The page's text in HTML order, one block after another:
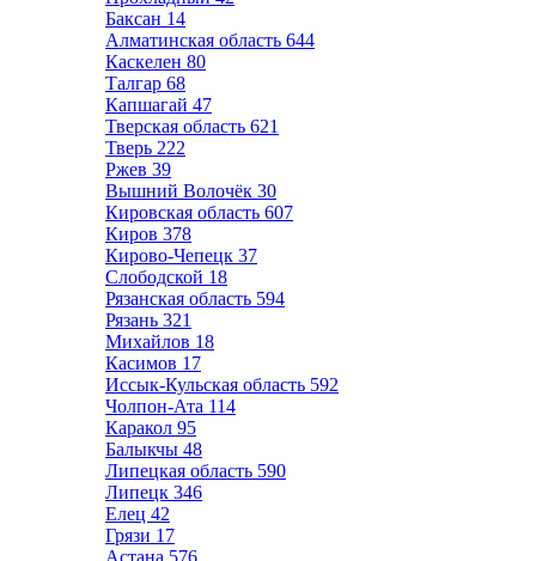
Баксан 14
Алматинская область 644
Каскелен 80
Талгар 68
Капшагай 47
Тверская область 621
Тверь 222
Ржев 39
Вышний Волочёк 30
Кировская область 607
Киров 378
Кирово-Чепецк 37
Слободской 18
Рязанская область 594
Рязань 321
Михайлов 18
Касимов 17
Иссык-Кульская область 592
Чолпон-Ата 114
Каракол 95
Балыкчы 48
Липецкая область 590
Липецк 346
Елец 42
Грязи 17
Астана 576